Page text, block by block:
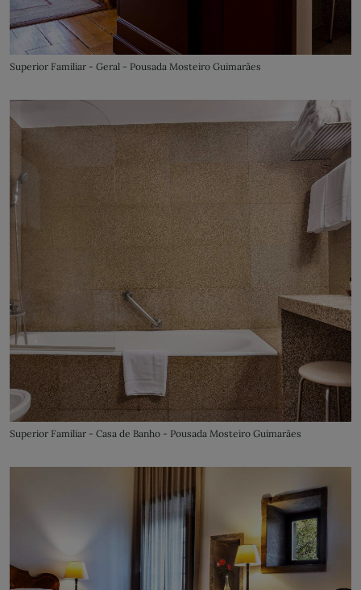
Superior Familiar - Geral - Pousada Mosteiro Guimarães
Superior Familiar - Casa de Banho - Pousada Mosteiro Guimarães